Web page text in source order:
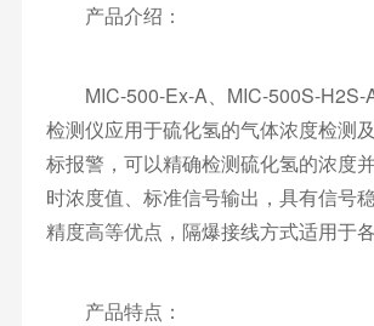
产品介绍：
MIC-500-Ex-A、MIC-500S-H2S-
检测仪应用于硫化氢的气体浓度检测
标报警，可以精确检测硫化氢的浓度
时浓度值、标准信号输出，具有信号
精度高等优点，隔爆接线方式适用于各
产品特点：